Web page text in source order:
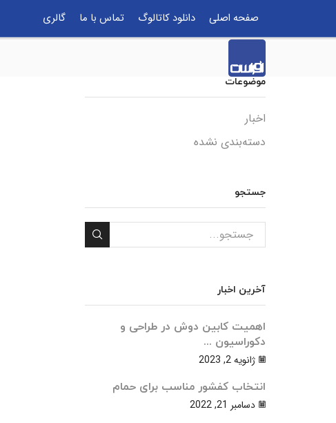
صفحه اصلی دانلود کاتالوگ تماس با ما گالری
موضوعات
اخبار
دسته‌بندی نشده
جستجو
آخرین اخبار
اهمیت کابین دوش در طراحی و
دکوراسیون ...
ژانویه 2, 2023
انتخاب کفشور مناسب برای حمام
دسامبر 21, 2022